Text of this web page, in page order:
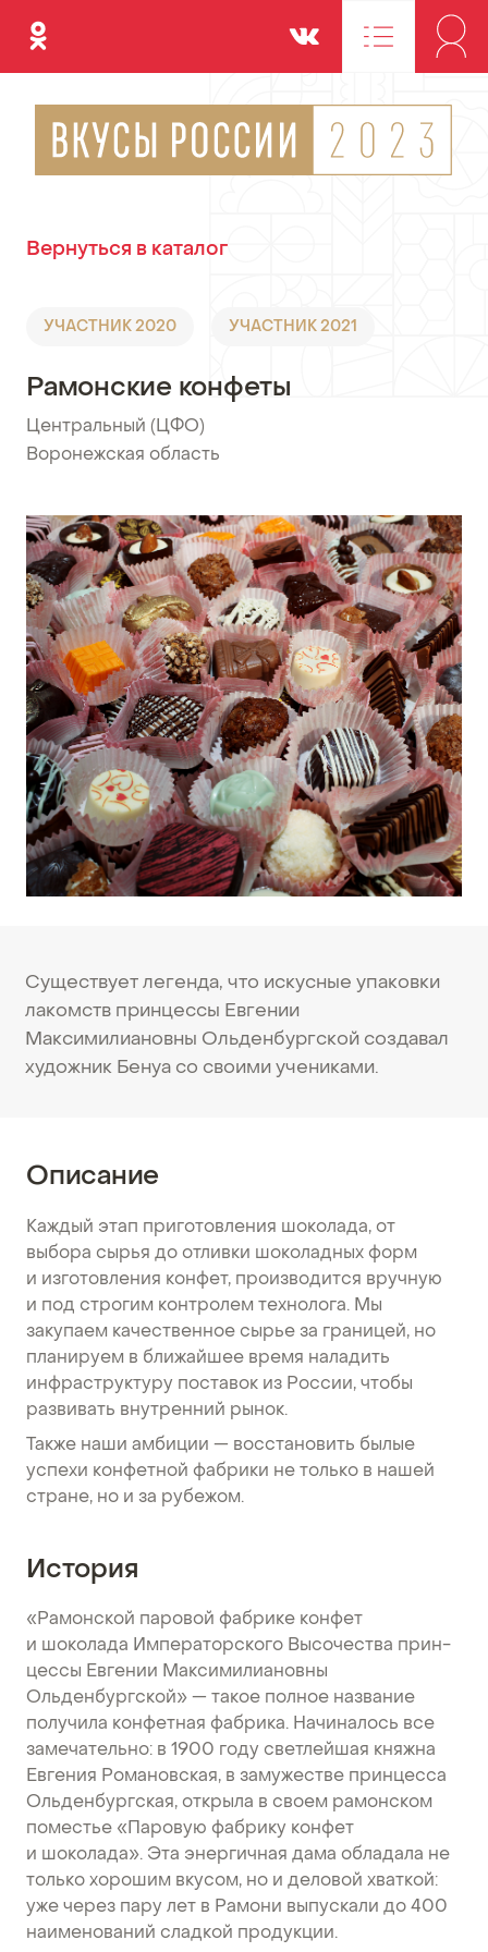
Одноклассники Вконтакте
Вернуться в каталог
УЧАСТНИК 2020 УЧАСТНИК 2021
Рамонские конфеты
Центральный (ЦФО)
•Воронежская область
Существует легенда, что искусные упаковки
лакомств принцессы Евгении
Максимилиановны Ольденбургской создавал
художник Бенуа со своими учениками.
Описание
Каждый этап приготовления шоколада, от
выбора сырья до отливки шоколадных форм
и изготовления конфет, производится вручную
и под строгим контролем технолога. Мы
закупаем качественное сырье за границей, но
планируем в ближайшее время наладить
инфраструктуру поставок из России, чтобы
развивать внутренний рынок.
Также наши амбиции — восстановить былые
успехи конфетной фабрики не только в нашей
стране, но и за рубежом.
История
«Рамонской паровой фабрике конфет
и шоколада Императорского Высочества прин­
цессы Евгении Максимилиановны
Ольденбургской» — такое полное название
получила конфетная фабрика. Начиналось все
замечательно: в 1900 году светлейшая княжна
Евгения Романовская, в замужестве принцесса
Ольденбургская, открыла в своем рамонском
поместье «Паровую фабрику конфет
и шоколада». Эта энергичная дама обладала не
только хорошим вкусом, но и деловой хваткой:
уже через пару лет в Рамони выпускали до 400
наименований сладкой продукции.